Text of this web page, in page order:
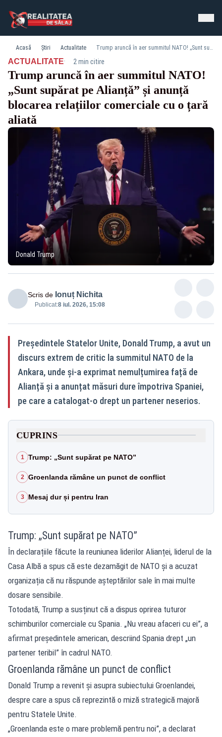
Acasă Știri Actualitate Trump aruncă în aer summitul NATO! „Sunt supărat pe Alianță” și anunță blocarea relațiilor comerciale cu o țară aliată
ACTUALITATE· 2 min citire
Trump aruncă în aer summitul NATO!
„Sunt supărat pe Alianță” și anunță
blocarea relațiilor comerciale cu o țară
aliată
Donald Trump
Scris de Ionuț Nichita
Publicat:8 iul. 2026, 15:08
Președintele Statelor Unite, Donald Trump, a avut un
discurs extrem de critic la summitul NATO de la
Ankara, unde și-a exprimat nemulțumirea față de
Alianță și a anunțat măsuri dure împotriva Spaniei,
pe care a catalogat-o drept un partener neserios.
CUPRINS
1 Trump: „Sunt supărat pe NATO”
2 Groenlanda rămâne un punct de conflict
3 Mesaj dur și pentru Iran
Trump: „Sunt supărat pe NATO”
În declarațiile făcute la reuniunea liderilor Alianței, liderul de la
Casa Albă a spus că este dezamăgit de NATO și a acuzat
organizația că nu răspunde așteptărilor sale în mai multe
dosare sensibile.
Totodată, Trump a susținut că a dispus oprirea tuturor
schimburilor comerciale cu Spania. „Nu vreau afaceri cu ei”, a
afirmat președintele american, descriind Spania drept „un
partener teribil” în cadrul NATO.
Groenlanda rămâne un punct de conflict
Donald Trump a revenit și asupra subiectului Groenlandei,
despre care a spus că reprezintă o miză strategică majoră
pentru Statele Unite.
„Groenlanda este o mare problemă pentru noi”, a declarat